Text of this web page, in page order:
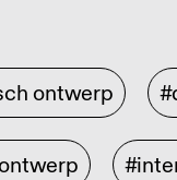
ontwerp